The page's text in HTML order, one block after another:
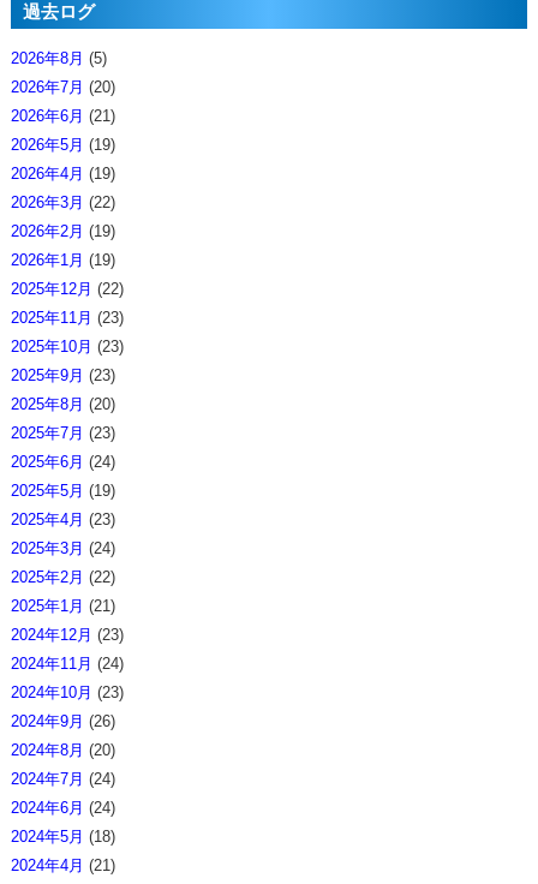
過去ログ
2026年8月 (5)
2026年7月 (20)
2026年6月 (21)
2026年5月 (19)
2026年4月 (19)
2026年3月 (22)
2026年2月 (19)
2026年1月 (19)
2025年12月 (22)
2025年11月 (23)
2025年10月 (23)
2025年9月 (23)
2025年8月 (20)
2025年7月 (23)
2025年6月 (24)
2025年5月 (19)
2025年4月 (23)
2025年3月 (24)
2025年2月 (22)
2025年1月 (21)
2024年12月 (23)
2024年11月 (24)
2024年10月 (23)
2024年9月 (26)
2024年8月 (20)
2024年7月 (24)
2024年6月 (24)
2024年5月 (18)
2024年4月 (21)